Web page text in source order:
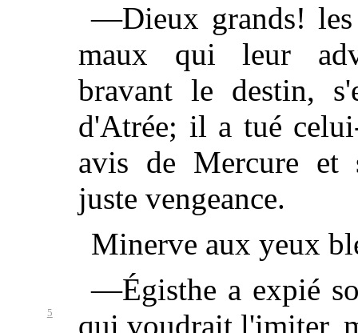
—Dieux grands! les
maux qui leur
bravant le destin,
d'Atrée; il a tué
avis de Mercure et
juste vengeance.
Minerve aux yeux
—Égisthe a expié
qui voudrait
5 l'imiter,